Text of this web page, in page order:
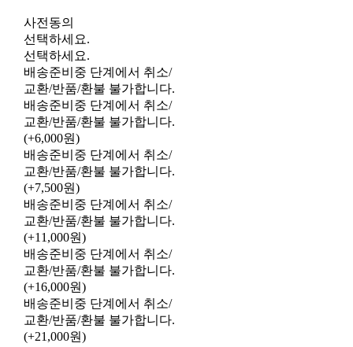
사전동의
선택하세요.
선택하세요.
배송준비중 단계에서 취소/
교환/반품/환불 불가합니다.
배송준비중 단계에서 취소/
교환/반품/환불 불가합니다.
(+6,000원)
배송준비중 단계에서 취소/
교환/반품/환불 불가합니다.
(+7,500원)
배송준비중 단계에서 취소/
교환/반품/환불 불가합니다.
(+11,000원)
배송준비중 단계에서 취소/
교환/반품/환불 불가합니다.
(+16,000원)
배송준비중 단계에서 취소/
교환/반품/환불 불가합니다.
(+21,000원)